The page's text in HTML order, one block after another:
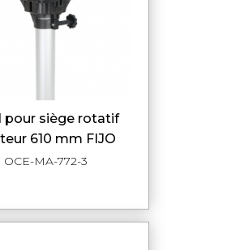
610 mm FIJO
OCE-MA-772-3